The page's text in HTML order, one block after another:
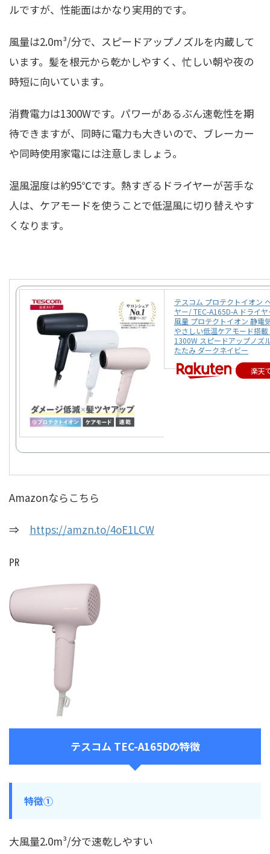
ルですが、性能面はかなり実用的です。
風量は2.0m³/分で、スピードアップノズルを内蔵して
います。髪を根元から乾かしやすく、忙しい朝や夜の
時短に向いています。
消費電力は1300Wです。パワーがあるぶん速乾性を期
待できますが、同時に電力も大きいので、ブレーカー
や同時使用家電には注意しましょう。
温風温度は約95℃です。熱すぎるドライヤーが苦手な
人は、ケアモードを使うことで低温風に切り替えやす
くなります。
テスコム プロテクトイオン
ヤー/ TEC-A165D-A ドライ
風量 プロテクトイオン 静電
やさしい低温ケアモード搭
1300W スピードアップノズ
たたみ ダークネイビー
楽天
Amazonならこちら
⇒ https://amzn.to/4oE1LCW
㏚
テスコム TEC-A165Dの特徴
特徴①
大風量2.0m³/分で速乾しやすい